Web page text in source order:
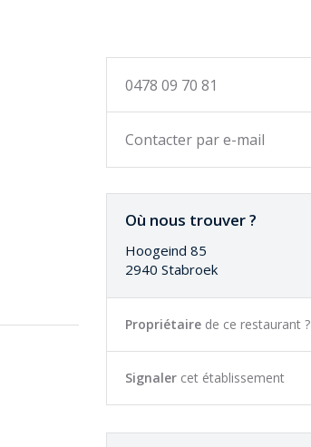
0478 09 70 81
Contacter par e-mail
Où nous trouver ?
Hoogeind 85
2940 Stabroek
Propriétaire de ce restaurant ?
Signaler cet établissement